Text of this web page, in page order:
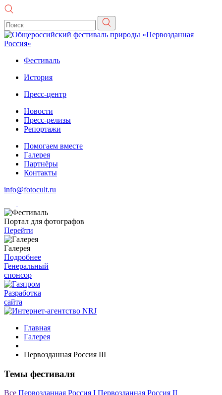
Фестиваль
История
Пресс-центр
Новости
Пресс-релизы
Репортажи
Помогаем вместе
Галерея
Партнёры
Контакты
info@fotocult.ru
Портал для фотографов
Перейти
Галерея
Подробнее
Генеральный
спонсор
Разработка
сайта
Главная
Галерея
Первозданная Россия III
Темы фестиваля
Все Первозданная Россия I Первозданная Россия II